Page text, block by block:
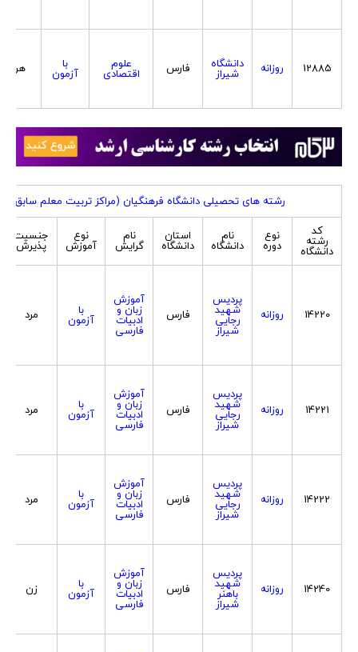
12885 روزانه دانشگاه
شیراز فارس علوم
اقتصادی
با
آزمون هردو
رشته های تحصیلی دانشگاه فرهنگیان (مراکز تربیت معلم سابق)
کد
رشته
دانشگاه
نوع
دوره
نام
دانشگاه
استان
دانشگاه
نام
گرایش
نوع
آموزش
جنسیت
پذیرش
14220 روزانه
پردیس
شهید
رجایی
شیراز
فارس
آموزش
زبان و
ادبیات
فارسی
با
آزمون مرد
14221 روزانه
پردیس
شهید
رجایی
شیراز
فارس
آموزش
زبان و
ادبیات
فارسی
با
آزمون مرد
14222 روزانه
پردیس
شهید
رجایی
شیراز
فارس
آموزش
زبان و
ادبیات
فارسی
با
آزمون مرد
14240 روزانه
پردیس
شهید
باهنر
شیراز
فارس
آموزش
زبان و
ادبیات
فارسی
با
آزمون زن